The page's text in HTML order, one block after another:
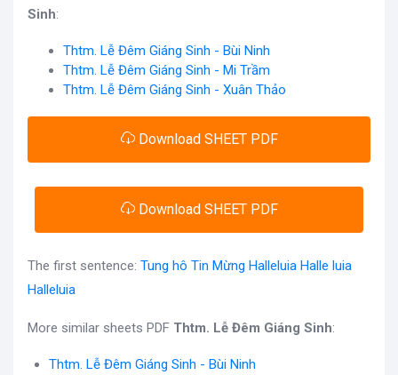
Sinh:
Thtm. Lễ Đêm Giáng Sinh - Bùi Ninh
Thtm. Lễ Đêm Giáng Sinh - Mi Trầm
Thtm. Lễ Đêm Giáng Sinh - Xuân Thảo
Download SHEET PDF
Download SHEET PDF
The first sentence: Tung hô Tin Mừng Halleluia Halle luia
Halleluia
More similar sheets PDF Thtm. Lễ Đêm Giáng Sinh:
Thtm. Lễ Đêm Giáng Sinh - Bùi Ninh